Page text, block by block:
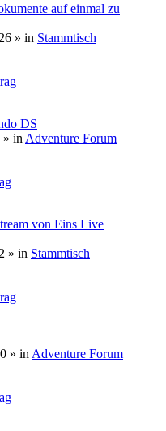
auf einmal zu
» in Stammtisch
DS
» in Adventure Forum
von Eins Live
» in Stammtisch
» in Adventure Forum